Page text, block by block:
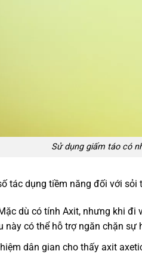
Sử dụng giấm táo có
tác dụng tiềm năng đối với sỏi
dù có tính Axit, nhưng khi đi
này có thể hỗ trợ ngăn chặn
dân gian cho thấy axit